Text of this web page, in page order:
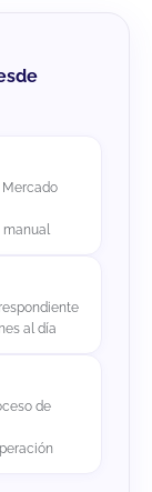
Mercado
manual
al día
de